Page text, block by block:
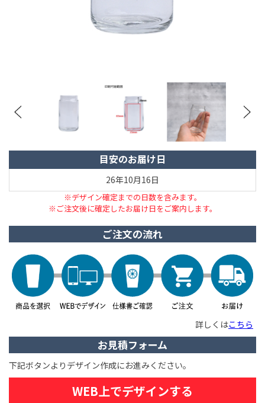
目安のお届け日
26年10月16日
※デザイン確定までの日数を含みます。
※ご注文後に確定したお届け日をご案内します。
ご注文の流れ
詳しくはこちら
お見積フォーム
下記ボタンよりデザイン作成にお進みください。
WEB上でデザインする